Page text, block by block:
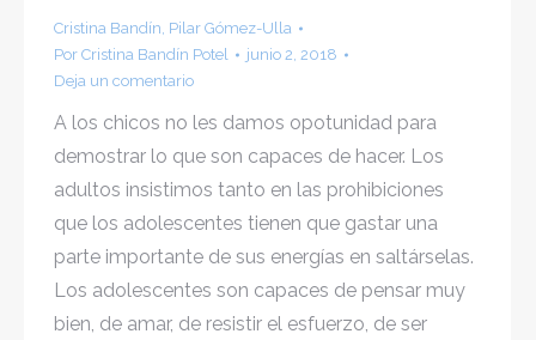
Cristina Bandín Pilar Gómez-Ulla
Por Cristina Bandín Potel
junio 2, 2018
Deja un comentario
A los chicos no les damos opotunidad para
demostrar lo que son capaces de hacer. Los
adultos insistimos tanto en las prohibiciones
que los adolescentes tienen que gastar una
parte importante de sus energías en saltárselas.
Los adolescentes son capaces de pensar muy
bien, de amar, de resistir el esfuerzo, de ser